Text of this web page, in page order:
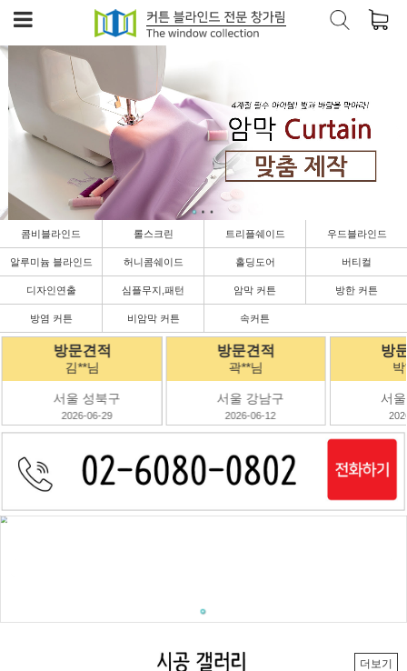
콤비블라인드 롤스크린 트리플쉐이드 우드블라인드
알루미늄 블라인드 허니콤쉐이드 홀딩도어 버티컬
디자인연출 심플무지,패턴 암막 커튼 방한 커튼
방염 커튼 비암막 커튼 속커튼
방문견적
곽**님
서울 강남구
2026-06-12
방문견적
박**님
서울 강남구
2026-06-10
방
경
더보기